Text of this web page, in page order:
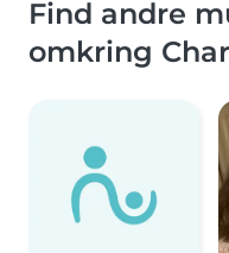
Find andre
omkring